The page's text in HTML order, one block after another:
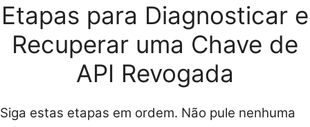
Etapas para Diagnosticar e
Recuperar uma Chave de
API Revogada
Siga estas etapas em ordem. Não pule nenhuma